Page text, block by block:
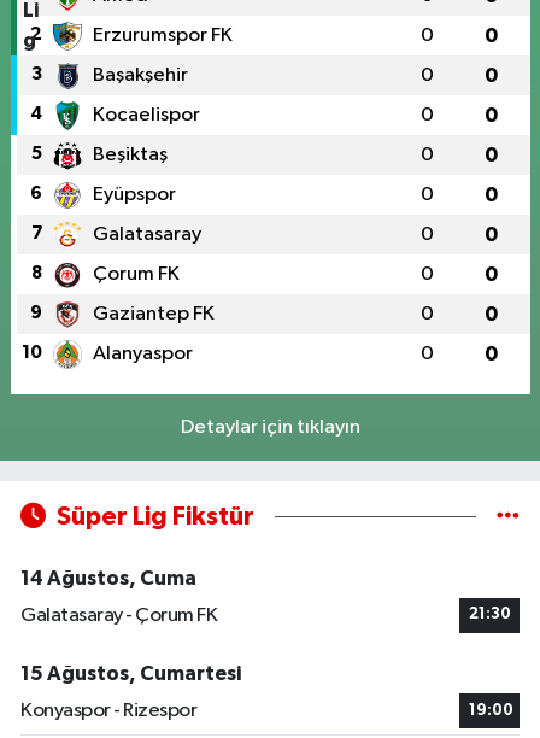
2 Erzurumspor FK 0 0
3 Başakşehir 0 0
4 Kocaelispor 0 0
5 Beşiktaş 0 0
6 Eyüpspor 0 0
7 Galatasaray 0 0
8 Çorum FK 0 0
9 Gaziantep FK 0 0
10 Alanyaspor 0 0
Detaylar için tıklayın
Süper Lig Fikstür
14 Ağustos, Cuma
Galatasaray - Çorum FK
21:30
15 Ağustos, Cumartesi
Konyaspor - Rizespor
19:00